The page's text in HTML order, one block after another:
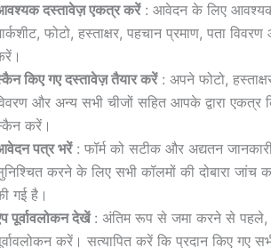
दस्तावेज़ एकत्र करें: आवेदन के लिए आवश्यक
फोटो, हस्ताक्षर, पहचान प्रमाण, पता
किए गए दस्तावेज़ तैयार करें: अपने फोटो,
और अन्य सभी चीजों सहित आपके द्वारा एकत्र
करें।
पत्र भरें: फॉर्म को सटीक और अद्यतन
करने के लिए सभी कॉलमों की दोबारा जांच
गई है।
पूर्वावलोकन देखें: अंतिम रूप से जमा करने से पहले,
करें। सत्यापित करें कि प्रदान किए गए